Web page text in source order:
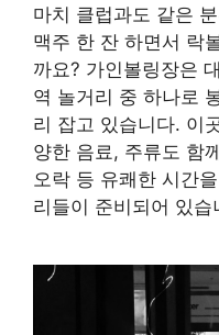
마치 클럽과도 같은
맥주 한 잔 하면서 락
까요? 가인볼링장은
역 놀거리 중 하나로
리 잡고 있습니다. 이
양한 음료, 주류도 함
오락 등 유쾌한 시간
리들이 준비되어 있습